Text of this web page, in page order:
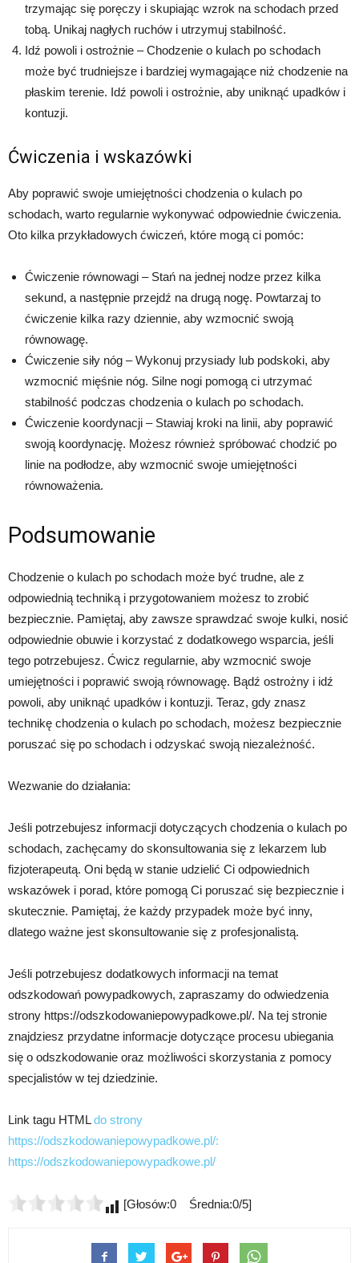
trzymając się poręczy i skupiając wzrok na schodach przed
tobą. Unikaj nagłych ruchów i utrzymuj stabilność.
Idź powoli i ostrożnie – Chodzenie o kulach po schodach
może być trudniejsze i bardziej wymagające niż chodzenie na
płaskim terenie. Idź powoli i ostrożnie, aby uniknąć upadków i
kontuzji.
Ćwiczenia i wskazówki
Aby poprawić swoje umiejętności chodzenia o kulach po
schodach, warto regularnie wykonywać odpowiednie ćwiczenia.
Oto kilka przykładowych ćwiczeń, które mogą ci pomóc:
Ćwiczenie równowagi – Stań na jednej nodze przez kilka
sekund, a następnie przejdź na drugą nogę. Powtarzaj to
ćwiczenie kilka razy dziennie, aby wzmocnić swoją
równowagę.
Ćwiczenie siły nóg – Wykonuj przysiady lub podskoki, aby
wzmocnić mięśnie nóg. Silne nogi pomogą ci utrzymać
stabilność podczas chodzenia o kulach po schodach.
Ćwiczenie koordynacji – Stawiaj kroki na linii, aby poprawić
swoją koordynację. Możesz również spróbować chodzić po
linie na podłodze, aby wzmocnić swoje umiejętności
równoważenia.
Podsumowanie
Chodzenie o kulach po schodach może być trudne, ale z
odpowiednią techniką i przygotowaniem możesz to zrobić
bezpiecznie. Pamiętaj, aby zawsze sprawdzać swoje kulki, nosić
odpowiednie obuwie i korzystać z dodatkowego wsparcia, jeśli
tego potrzebujesz. Ćwicz regularnie, aby wzmocnić swoje
umiejętności i poprawić swoją równowagę. Bądź ostrożny i idź
powoli, aby uniknąć upadków i kontuzji. Teraz, gdy znasz
technikę chodzenia o kulach po schodach, możesz bezpiecznie
poruszać się po schodach i odzyskać swoją niezależność.
Wezwanie do działania:
Jeśli potrzebujesz informacji dotyczących chodzenia o kulach po
schodach, zachęcamy do skonsultowania się z lekarzem lub
fizjoterapeutą. Oni będą w stanie udzielić Ci odpowiednich
wskazówek i porad, które pomogą Ci poruszać się bezpiecznie i
skutecznie. Pamiętaj, że każdy przypadek może być inny,
dlatego ważne jest skonsultowanie się z profesjonalistą.
Jeśli potrzebujesz dodatkowych informacji na temat
odszkodowań powypadkowych, zapraszamy do odwiedzenia
strony https://odszkodowaniepowypadkowe.pl/. Na tej stronie
znajdziesz przydatne informacje dotyczące procesu ubiegania
się o odszkodowanie oraz możliwości skorzystania z pomocy
specjalistów w tej dziedzinie.
Link tagu HTMLdo strony
https://odszkodowaniepowypadkowe.pl/:
https://odszkodowaniepowypadkowe.pl/
[Głosów:0 Średnia:0/5]